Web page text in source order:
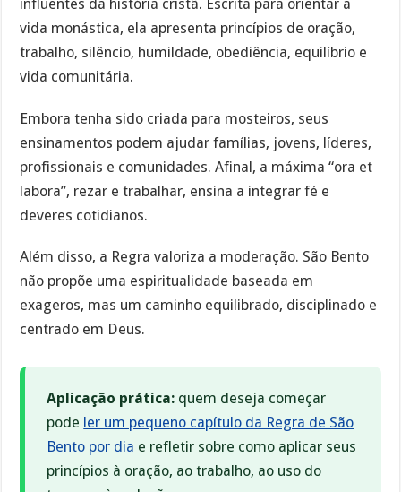
influentes da história cristã. Escrita para orientar a
vida monástica, ela apresenta princípios de oração,
trabalho, silêncio, humildade, obediência, equilíbrio e
vida comunitária.
Embora tenha sido criada para mosteiros, seus
ensinamentos podem ajudar famílias, jovens, líderes,
profissionais e comunidades. Afinal, a máxima “ora et
labora”, rezar e trabalhar, ensina a integrar fé e
deveres cotidianos.
Além disso, a Regra valoriza a moderação. São Bento
não propõe uma espiritualidade baseada em
exageros, mas um caminho equilibrado, disciplinado e
centrado em Deus.
Aplicação prática: quem deseja começar
pode ler um pequeno capítulo da Regra de São
Bento por dia e refletir sobre como aplicar seus
princípios à oração, ao trabalho, ao uso do